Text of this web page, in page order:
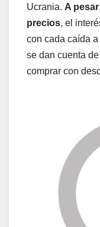
Ucrania. A
precios, el
con cada caída
se dan cuenta
comprar con